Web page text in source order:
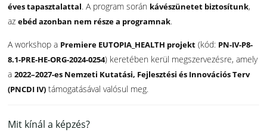
éves tapasztalattal. A program során kávészünetet biztosítunk,
az ebéd azonban nem része a programnak.
A workshop a Premiere EUTOPIA_HEALTH projekt (kód: PN-IV-P8-
8.1-PRE-HE-ORG-2024-0254) keretében kerül megszervezésre, amely
a 2022–2027-es Nemzeti Kutatási, Fejlesztési és Innovációs Terv
(PNCDI IV) támogatásával valósul meg.
Mit kínál a képzés?